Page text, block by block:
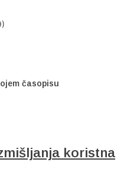
časopisu
koristna